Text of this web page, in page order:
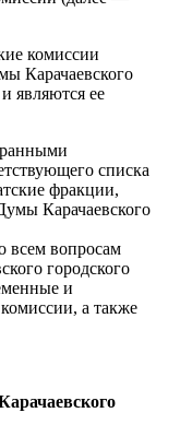
комиссии
Карачаевского
являются ее
списка
фракции,
Карачаевского
всем вопросам
городского
и
а также